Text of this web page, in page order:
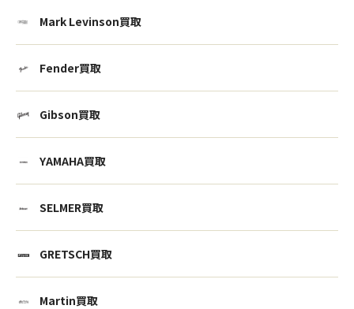
Mark Levinson買取
Fender買取
Gibson買取
YAMAHA買取
SELMER買取
GRETSCH買取
Martin買取